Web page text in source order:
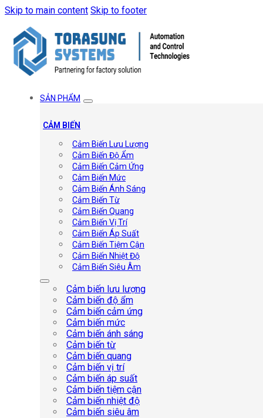
Skip to main content Skip to footer
SẢN PHẨM
CẢM BIẾN
Cảm Biến Lưu Lượng
Cảm Biến Độ Ẩm
Cảm Biến Cảm Ứng
Cảm Biến Mức
Cảm Biến Ánh Sáng
Cảm Biến Từ
Cảm Biến Quang
Cảm Biến Vị Trí
Cảm Biến Áp Suất
Cảm Biến Tiệm Cận
Cảm Biến Nhiệt Độ
Cảm Biến Siêu Âm
Cảm biến lưu lượng
Cảm biến độ ẩm
Cảm biến cảm ứng
Cảm biến mức
Cảm biến ánh sáng
Cảm biến từ
Cảm biến quang
Cảm biến vị trí
Cảm biến áp suất
Cảm biến tiệm cận
Cảm biến nhiệt độ
Cảm biến siêu âm